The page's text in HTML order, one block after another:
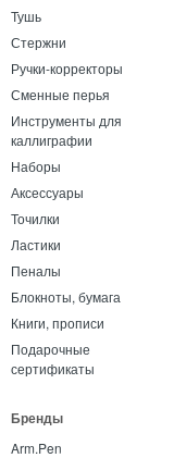
Тушь
Стержни
Ручки-корректоры
Сменные перья
Инструменты для
каллиграфии
Наборы
Аксессуары
Точилки
Ластики
Пеналы
Блокноты, бумага
Книги, прописи
Подарочные
сертификаты
Бренды
Arm.Pen